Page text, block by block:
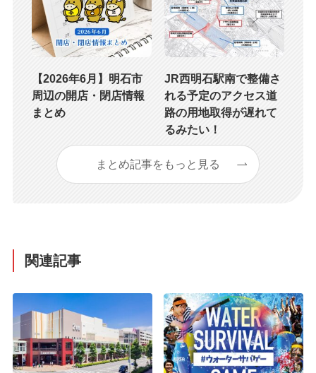
【2026年6月】明石市
周辺の開店・閉店情報
まとめ
JR西明石駅南で整備さ
れる予定のアクセス道
路の用地取得が遅れて
るみたい！
まとめ記事をもっと見る
関連記事